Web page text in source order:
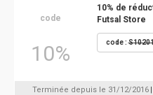
code
10%
10% de
Futsal Store
code :
Terminée depuis le 31/12/2016